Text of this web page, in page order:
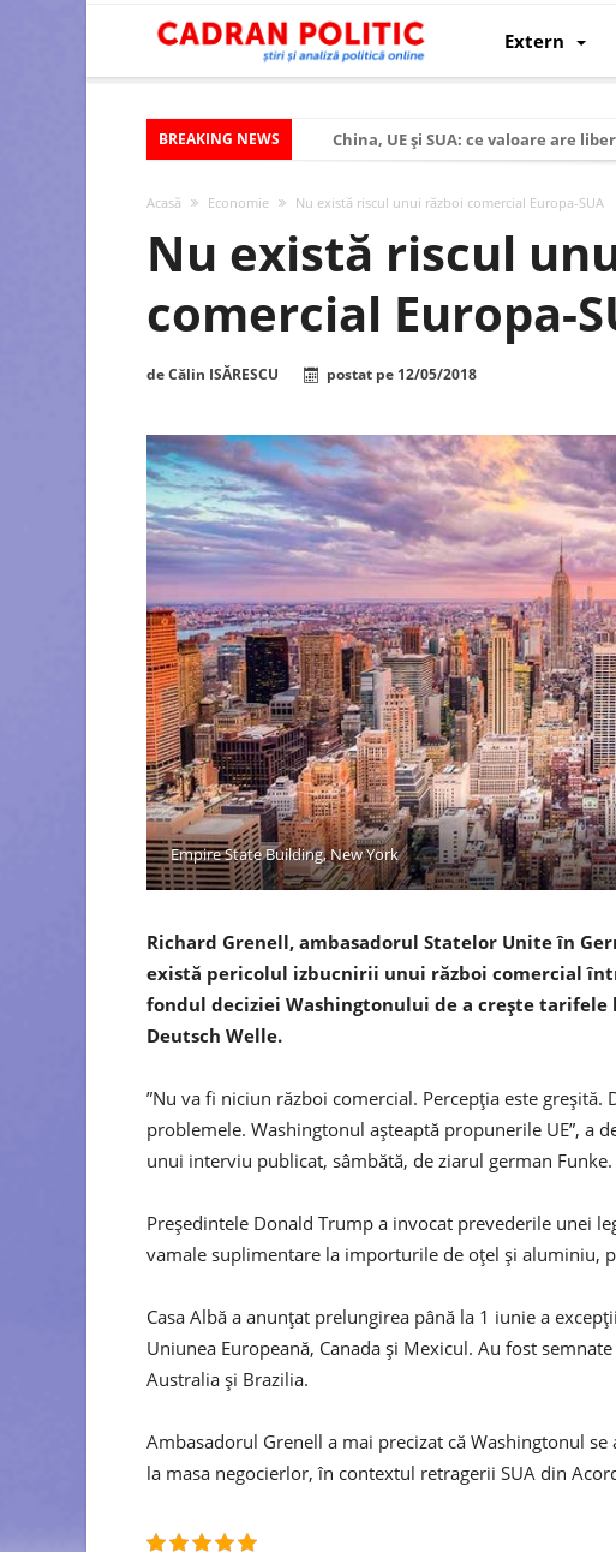
Extern
BREAKING NEWS
China, UE și SUA: ce valoare are
Modelul economic al Chinei: cum a
Modelul economic al Rusiei: de ce
Occidentul obosit și Estul care
Viitorul României în Uniunea
Controlul minții prin nanoparticule
Huawei dezvoltă un nou cip AI
Acasă Economie Nu există riscul unui război comercial Europa-SUA
Nu există riscul
comercial Europa-
deCălin ISĂRESCU postat pe 12/05/2018
Empire State Building, New York
Richard Grenell, ambasadorul Statelor Unite în
există pericolul izbucnirii unui război comercial
fondul deciziei Washingtonului de a creşte
Deutsch Welle.
”Nu va fi niciun război comercial. Percepţia este
problemele. Washingtonul aşteaptă propunerile UE”, a
unui interviu publicat, sâmbătă, de ziarul german Funke.
Preşedintele Donald Trump a invocat prevederile unei
vamale suplimentare la importurile de oţel şi aluminiu,
Casa Albă a anunţat prelungirea până la 1 iunie a
Uniunea Europeană, Canada şi Mexicul. Au fost
Australia şi Brazilia.
Ambasadorul Grenell a mai precizat că Washingtonul
la masa negocierlor, în contextul retragerii SUA din